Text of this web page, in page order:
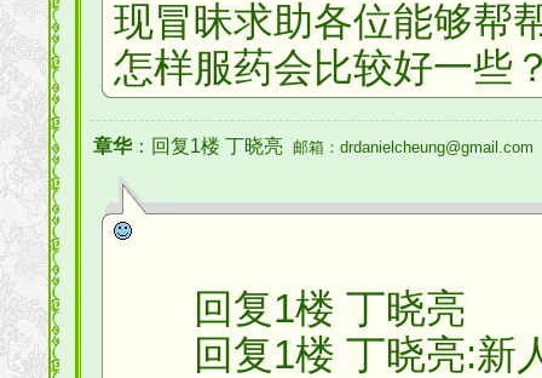
现冒昧求助各位能够帮
怎样服药会比较好一些
章华：回复1楼 丁晓亮 邮箱：
回复1楼 丁晓亮
回复1楼 丁晓亮:新